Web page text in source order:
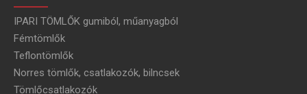
IPARI TÖMLŐK gumiból, műanyagból
Fémtömlők
Teflontömlők
Norres tömlők, csatlakozók, bilncsek
Tömlőcsatlakozók